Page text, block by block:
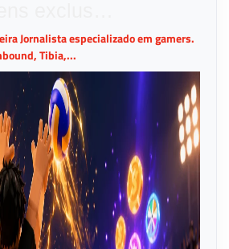
Jornalista especializado em gamers.
Tibia,...